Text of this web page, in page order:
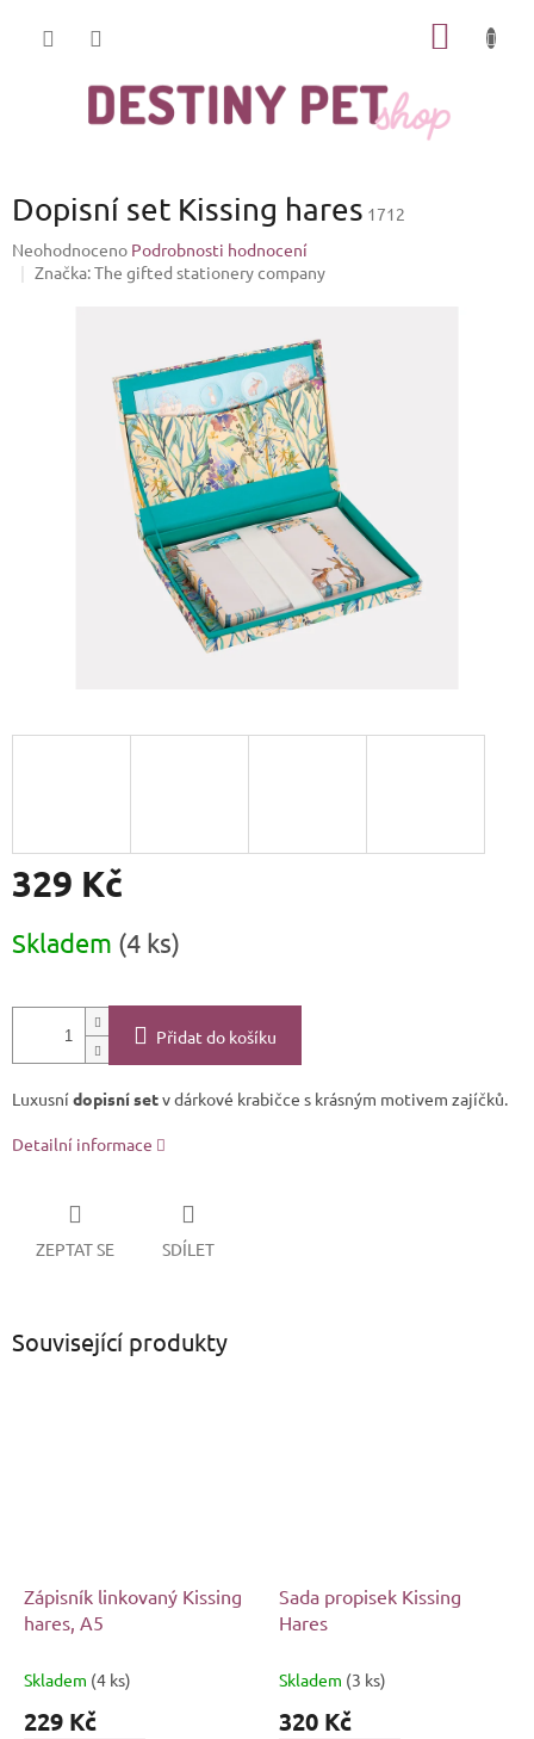
Dopisní set Kissing hares 1712
Průměrné
hodnocení
Neohodnoceno Podrobnosti hodnocení
Značka:The gifted stationery company
329 Kč
cena:
Skladem (4 ks)
Přidat do košíku
Luxusní dopisní setv dárkové krabičce s krásným motivem zajíčků.
Detailní informace
ZEPTAT SE SDÍLET
Související produkty
Zápisník linkovaný Kissing
hares, A5
Skladem (4 ks)
229 Kč
Sada propisek Kissing
Hares
Skladem (3 ks)
320 Kč